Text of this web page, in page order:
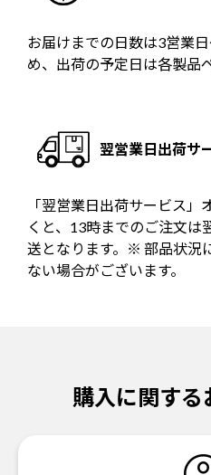
お届けまでの日数は3営業
め、出荷の予定日は各製品
翌営業日出荷サ
「翌営業日出荷サービス
くと、13時までのご注文は
送となります。※ 部品状況
ない場合がございます。
購入に関する